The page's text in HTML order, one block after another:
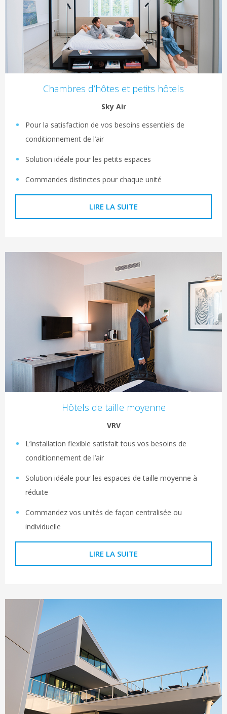
Chambres d’hôtes et petits hôtels
Sky Air
Pour la satisfaction de vos besoins essentiels de
conditionnement de l’air
Solution idéale pour les petits espaces
Commandes distinctes pour chaque unité
LIRE LA SUITE
Hôtels de taille moyenne
VRV
L’installation flexible satisfait tous vos besoins de
conditionnement de l’air
Solution idéale pour les espaces de taille moyenne à
réduite
Commandez vos unités de façon centralisée ou
individuelle
LIRE LA SUITE